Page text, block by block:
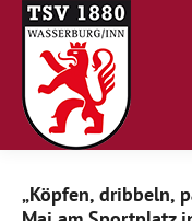
„Köpfen, dribbeln,